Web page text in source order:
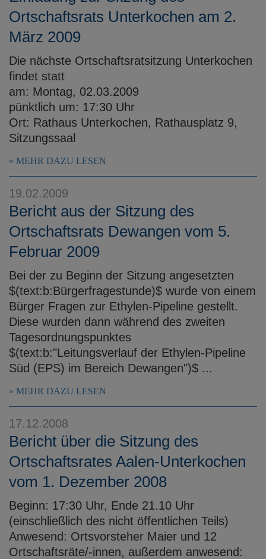
Ortschaftsrats Unterkochen am 2.
März 2009
Die nächste Ortschaftsratsitzung Unterkochen
findet statt
am: Montag, 02.03.2009
pünktlich um: 17:30 Uhr
Ort: Rathaus Unterkochen, Rathausplatz 9,
Sitzungssaal
MEHR DAZU LESEN
19.02.2009
Bericht aus der Sitzung des
Ortschaftsrats Dewangen vom 5.
Februar 2009
Bei der zu Beginn der Sitzung angesetzten
$(text:b:Bürgerfragestunde)$ wurde von einem
Bürger Fragen zur Ethylen-Pipeline gestellt.
Diese wurden dann während des zweiten
Tagesordnungspunktes
$(text:b:"Leitungsverlauf der Ethylen-Pipeline
Süd (EPS) im Bereich Dewangen")$ ...
MEHR DAZU LESEN
17.12.2008
Bericht über die Sitzung des
Ortschaftsrates Aalen-Unterkochen
vom 1. Dezember 2008
Beginn: 17:30 Uhr, Ende 21.10 Uhr
(einschließlich des nicht öffentlichen Teils)
Anwesend: Ortsvorsteher Maier und 12
Ortschaftsräte/-innen, außerdem anwesend: